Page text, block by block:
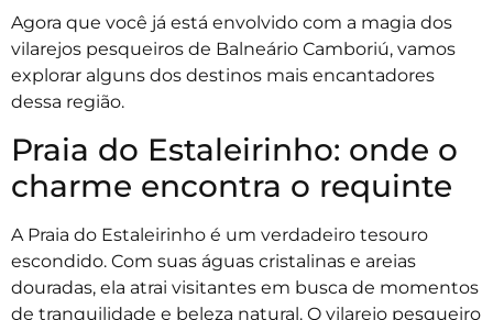
Agora que você já está envolvido com a magia dos
vilarejos pesqueiros de Balneário Camboriú, vamos
explorar alguns dos destinos mais encantadores
dessa região.
Praia do Estaleirinho: onde o
charme encontra o requinte
A Praia do Estaleirinho é um verdadeiro tesouro
escondido. Com suas águas cristalinas e areias
douradas, ela atrai visitantes em busca de momentos
de tranquilidade e beleza natural. O vilarejo pesqueiro